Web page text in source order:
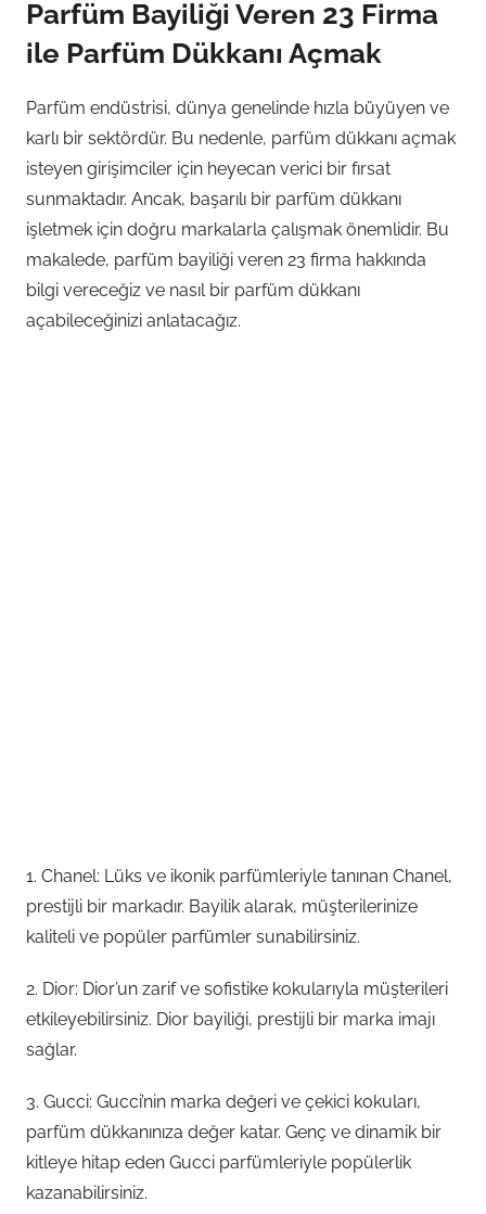
Parfüm Bayiliği Veren 23 Firma
ile Parfüm Dükkanı Açmak
Parfüm endüstrisi, dünya genelinde hızla büyüyen ve
karlı bir sektördür. Bu nedenle, parfüm dükkanı açmak
isteyen girişimciler için heyecan verici bir fırsat
sunmaktadır. Ancak, başarılı bir parfüm dükkanı
işletmek için doğru markalarla çalışmak önemlidir. Bu
makalede, parfüm bayiliği veren 23 firma hakkında
bilgi vereceğiz ve nasıl bir parfüm dükkanı
açabileceğinizi anlatacağız.
1. Chanel: Lüks ve ikonik parfümleriyle tanınan Chanel,
prestijli bir markadır. Bayilik alarak, müşterilerinize
kaliteli ve popüler parfümler sunabilirsiniz.
2. Dior: Dior’un zarif ve sofistike kokularıyla müşterileri
etkileyebilirsiniz. Dior bayiliği, prestijli bir marka imajı
sağlar.
3. Gucci: Gucci’nin marka değeri ve çekici kokuları,
parfüm dükkanınıza değer katar. Genç ve dinamik bir
kitleye hitap eden Gucci parfümleriyle popülerlik
kazanabilirsiniz.